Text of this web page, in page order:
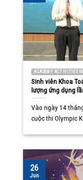
ACADEMY ACTIVITIES
Sinh viên Khoa
lượng ứng dụng
Vào ngày 14
cuộc thi Olympic
26
Jun